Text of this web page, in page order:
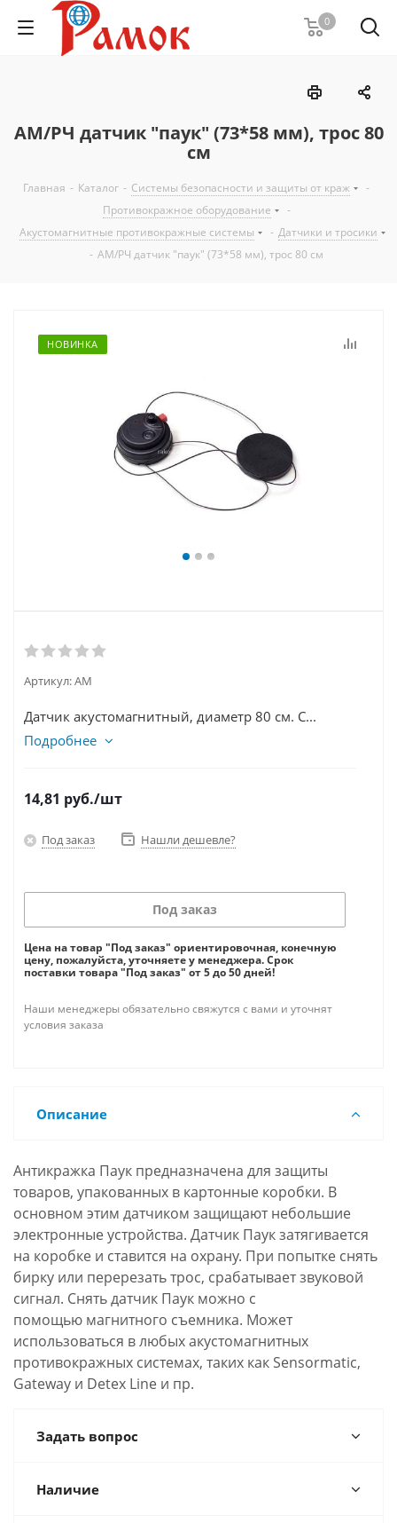
0
АМ/РЧ датчик "паук" (73*58 мм), трос 80
см
Главная - Каталог - Системы безопасности и защиты от краж
-
Противокражное оборудование
-
Акустомагнитные противокражные системы
- Датчики и тросики
- АМ/РЧ датчик "паук" (73*58 мм), трос 80 см
НОВИНКА
Артикул:АМ
Датчик акустомагнитный, диаметр 80 см. С...
Подробнее
14,81 руб./шт
Под заказ Нашли дешевле?
Под заказ
Цена на товар "Под заказ" ориентировочная, конечную
цену, пожалуйста, уточняете у менеджера. Срок
поставки товара "Под заказ" от 5 до 50 дней!
Наши менеджеры обязательно свяжутся с вами и уточнят
условия заказа
Описание
Антикражка Паук предназначена для защиты
товаров, упакованных в картонные коробки. В
основном этим датчиком защищают небольшие
электронные устройства. Датчик Паук затягивается
на коробке и ставится на охрану. При попытке снять
бирку или перерезать трос, срабатывает звуковой
сигнал. Снять датчик Паук можно с
помощью магнитного съемника. Может
использоваться в любых акустомагнитных
противокражных системах, таких как Sensormatic,
Gateway и Detex Line и пр.
Задать вопрос
Наличие